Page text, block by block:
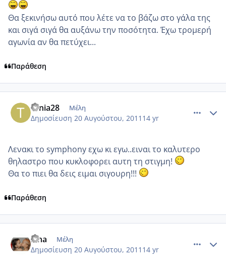
Θα ξεκινήσω αυτό που λέτε να το βάζω στο γάλα της
και σιγά σιγά θα αυξάνω την ποσότητα. Έχω τρομερή
αγωνία αν θα πετύχει...
Παράθεση
tonia28 Μέλη
Δημοσίευση 20 Αυγούστου, 2011 14 yr
Λενακι το symphony εχω κι εγω..ειναι το καλυτερο
θηλαστρο που κυκλοφορει αυτη τη στιγμη!
Θα το πιει θα δεις ειμαι σιγουρη!!!
Παράθεση
lena Μέλη
Δημοσίευση 20 Αυγούστου, 2011 14 yr